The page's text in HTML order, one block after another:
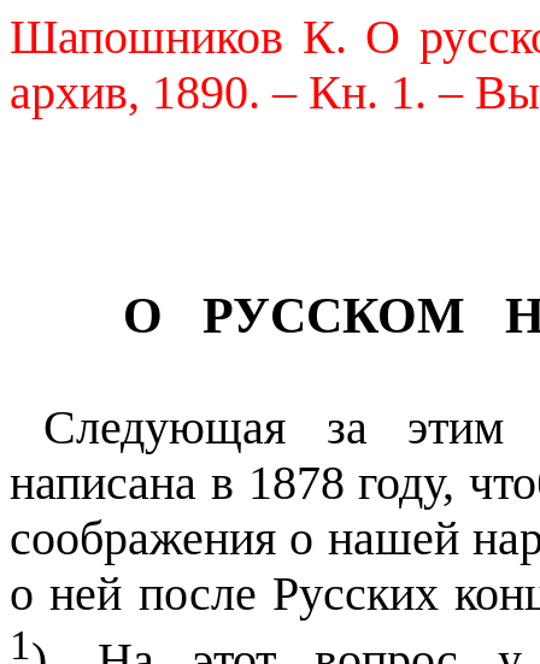
Шапошников К. О
архив, 1890. – Кн. 1. –
О РУССКОМ
Следующая за этим
написана в 1878 году,
соображения о нашей
о ней после Русских
1